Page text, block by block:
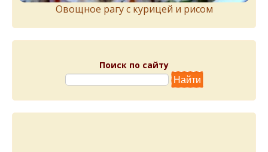
Овощное рагу с курицей и рисом
Поиск по сайту